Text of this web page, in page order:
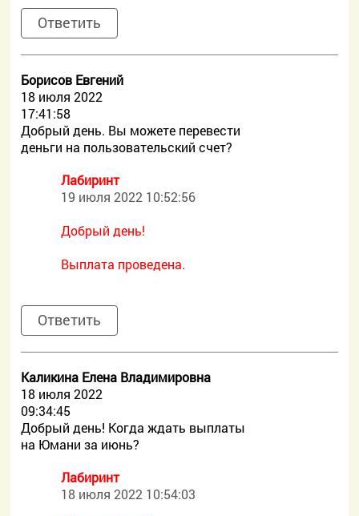
Ответить
Борисов Евгений
18 июля 2022
17:41:58
Добрый день. Вы можете перевести
деньги на пользовательский счет?
Лабиринт
19 июля 2022 10:52:56
Добрый день!
Выплата проведена.
Ответить
Каликина Елена Владимировна
18 июля 2022
09:34:45
Добрый день! Когда ждать выплаты
на Юмани за июнь?
Лабиринт
18 июля 2022 10:54:03